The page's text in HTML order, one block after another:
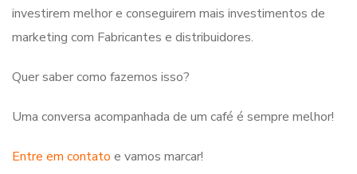
investirem melhor e conseguirem mais investimentos de
marketing com Fabricantes e distribuidores.
Quer saber como fazemos isso?
Uma conversa acompanhada de um café é sempre melhor!
Entre em contato e vamos marcar!